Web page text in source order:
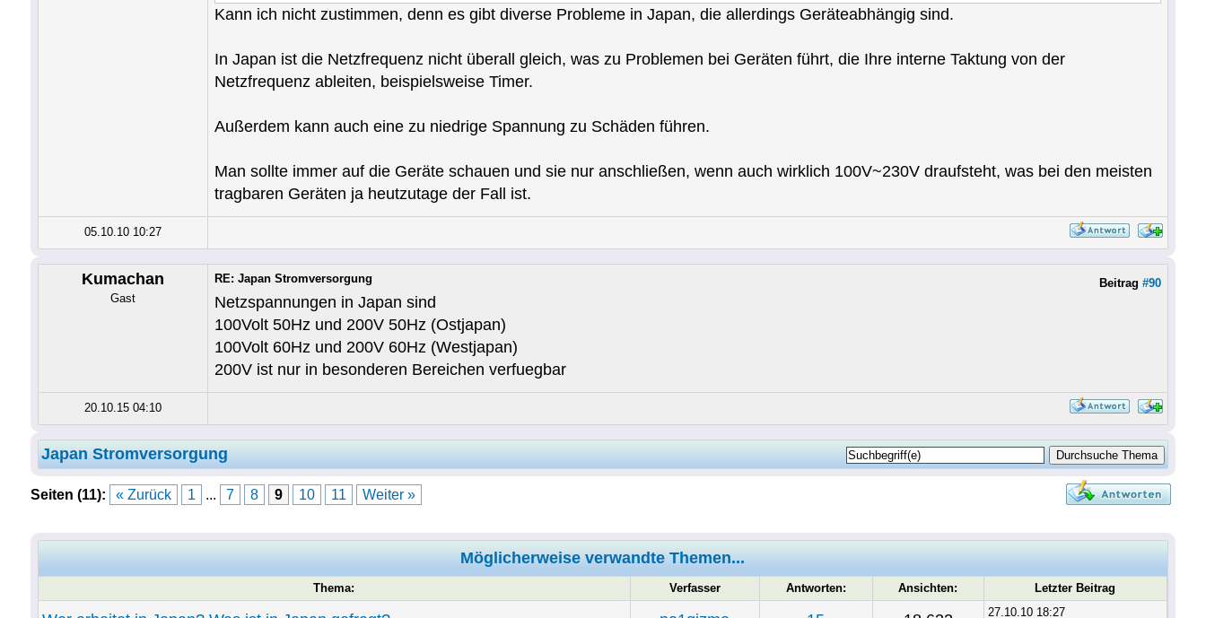
Kann ich nicht zustimmen, denn es gibt diverse Probleme in Japan, die allerdings Geräteabhängig sind.
In Japan ist die Netzfrequenz nicht überall gleich, was zu Problemen bei Geräten führt, die Ihre interne Taktung von der
Netzfrequenz ableiten, beispielsweise Timer.
Außerdem kann auch eine zu niedrige Spannung zu Schäden führen.
Man sollte immer auf die Geräte schauen und sie nur anschließen, wenn auch wirklich 100V~230V draufsteht, was bei den meisten
tragbaren Geräten ja heutzutage der Fall ist.
05.10.10 10:27
Kumachan
Gast
Beitrag #90
RE: Japan Stromversorgung
Netzspannungen in Japan sind
100Volt 50Hz und 200V 50Hz (Ostjapan)
100Volt 60Hz und 200V 60Hz (Westjapan)
200V ist nur in besonderen Bereichen verfuegbar
20.10.15 04:10
Japan Stromversorgung
Seiten (11): « Zurück 1 ... 7 8 9 10 11 Weiter »
Möglicherweise verwandte Themen...
Thema: Verfasser Antworten: Ansichten: Letzter Beitrag
27.10.10 18:27